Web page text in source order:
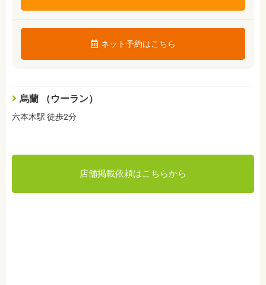
ネット予約はこちら
烏蘭 （ウーラン）
六本木駅 徒歩2分
店舗掲載依頼はこちらから